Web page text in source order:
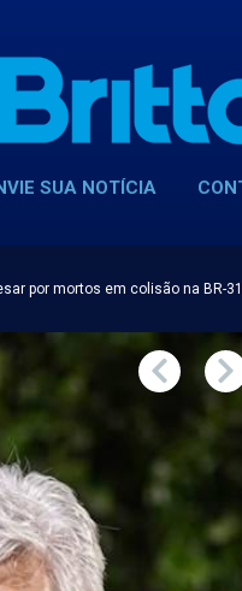
SUA NOTÍCIA
por mortos em colisão na BR-